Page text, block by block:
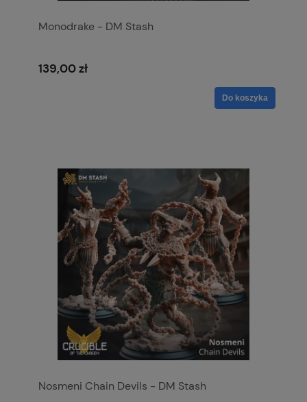
Monodrake - DM Stash
139,00 zł
Do koszyka
Nosmeni Chain Devils - DM Stash